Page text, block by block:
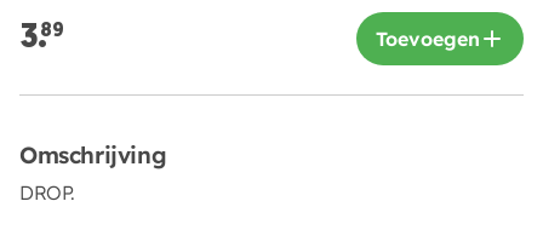
3.89 Toevoegen
Omschrijving
DROP.